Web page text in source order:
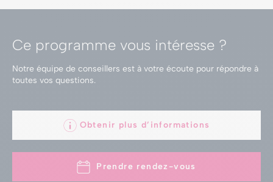
Ce programme vous intéresse ?
Notre équipe de conseillers est à votre écoute pour répondre à
toutes vos questions.
Obtenir plus d’informations
Prendre rendez-vous